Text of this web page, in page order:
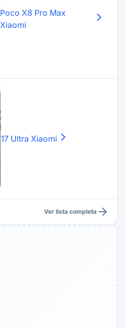
Poco X8 Pro Max
Xiaomi
17 Ultra Xiaomi
Ver lista completa